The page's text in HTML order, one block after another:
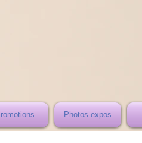
Photos expos